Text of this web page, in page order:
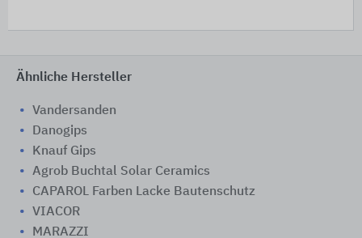
Ähnliche Hersteller
Vandersanden
Danogips
Knauf Gips
Agrob Buchtal Solar Ceramics
CAPAROL Farben Lacke Bautenschutz
VIACOR
MARAZZI